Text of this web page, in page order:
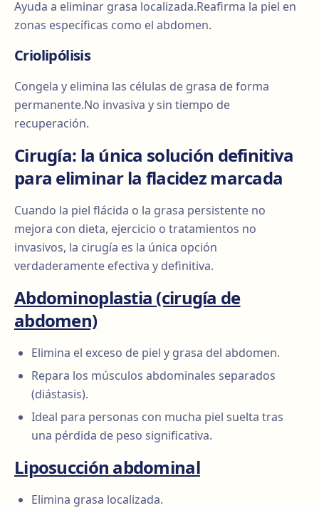
Ayuda a eliminar grasa localizada.Reafirma la piel en
zonas específicas como el abdomen.
Criolipólisis
Congela y elimina las células de grasa de forma
permanente.No invasiva y sin tiempo de
recuperación.
Cirugía: la única solución definitiva
para eliminar la flacidez marcada
Cuando la piel flácida o la grasa persistente no
mejora con dieta, ejercicio o tratamientos no
invasivos, la cirugía es la única opción
verdaderamente efectiva y definitiva.
Abdominoplastia (cirugía de
abdomen)
Elimina el exceso de piel y grasa del abdomen.
Repara los músculos abdominales separados
(diástasis).
Ideal para personas con mucha piel suelta tras
una pérdida de peso significativa.
Liposucción abdominal
Elimina grasa localizada.